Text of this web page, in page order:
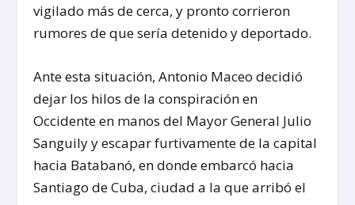
vigilado más de cerca, y pronto corrieron
rumores de que sería detenido y deportado.
Ante esta situación, Antonio Maceo decidió
dejar los hilos de la conspiración en
Occidente en manos del Mayor General Julio
Sanguily y escapar furtivamente de la capital
hacia Batabanó, en donde embarcó hacia
Santiago de Cuba, ciudad a la que arribó el